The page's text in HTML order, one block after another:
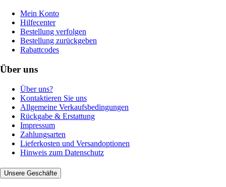
Mein Konto
Hilfecenter
Bestellung verfolgen
Bestellung zurückgeben
Rabattcodes
Über uns
Über uns?
Kontaktieren Sie uns
Allgemeine Verkaufsbedingungen
Rückgabe & Erstattung
Impressum
Zahlungsarten
Lieferkosten und Versandoptionen
Hinweis zum Datenschutz
Unsere Geschäfte